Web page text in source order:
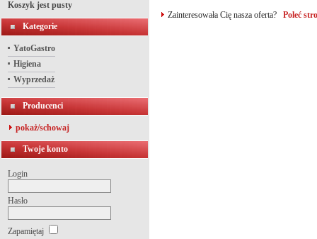
Koszyk jest pusty
Kategorie
YatoGastro
Higiena
Wyprzedaż
Producenci
pokaż/schowaj
Twoje konto
Login
Hasło
Zapamiętaj
Zainteresowała Cię nasza oferta? Poleć